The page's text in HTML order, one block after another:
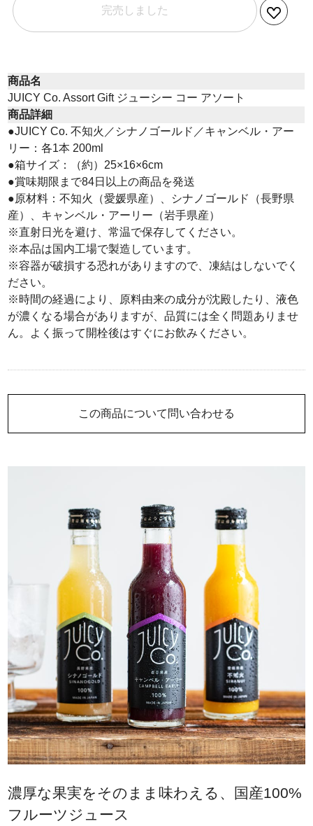
完売しました
この商品について問い合わせる
濃厚な果実をそのまま味わえる、国産100%
フルーツジュース
商品名
JUICY Co. Assort Gift ジューシー コー アソート
商品詳細
●JUICY Co. 不知火／シナノゴールド／キャンベル・アー
リー：各1本 200ml
●箱サイズ：（約）25×16×6cm
●賞味期限まで84日以上の商品を発送
●原材料：不知火（愛媛県産）、シナノゴールド（長野県
産）、キャンベル・アーリー（岩手県産）
※直射日光を避け、常温で保存してください。
※本品は国内工場で製造しています。
※容器が破損する恐れがありますので、凍結はしないでく
ださい。
※時間の経過により、原料由来の成分が沈殿したり、液色
が濃くなる場合がありますが、品質には全く問題ありませ
ん。よく振って開栓後はすぐにお飲みください。